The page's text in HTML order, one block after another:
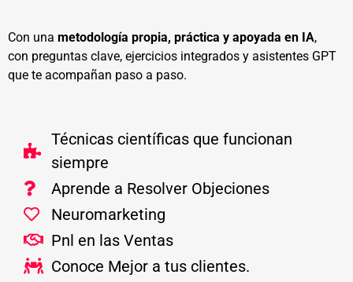
Con una metodología propia, práctica y apoyada en IA,
con preguntas clave, ejercicios integrados y asistentes GPT
que te acompañan paso a paso.
Técnicas científicas que funcionan
siempre
Aprende a Resolver Objeciones
Neuromarketing
Pnl en las Ventas
Conoce Mejor a tus clientes.